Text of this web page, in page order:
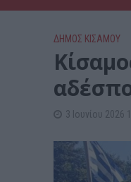
ΔΉΜΟΣ ΚΙΣΆΜΟΥ
3 Ιουνίου 2026